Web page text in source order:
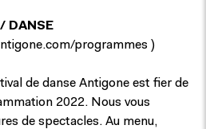
DANSE
programmes )
de danse Antigone est fier de
2022. Nous vous
de spectacles. Au menu,